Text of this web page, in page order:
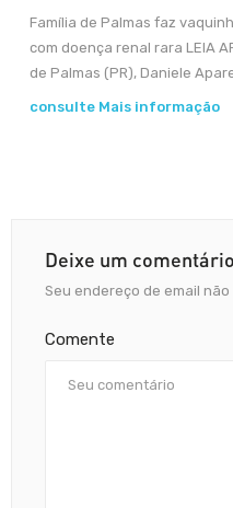
Família de Palmas faz
com doença renal rara LEIA
de Palmas (PR), Daniele
consulte Mais informação
Deixe um comentário
Seu endereço de email não
Comente